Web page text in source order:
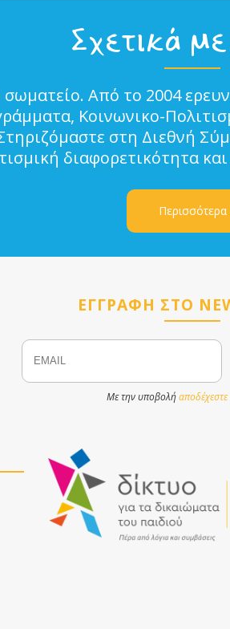
Σχετικά
σωματείο. Από το 2004
Κοινωνικο-
στη Διεθνή
διαφορετικότητα
Περισσότερα
ΕΓΓΡΑΦΗ ΣΤΟ
Email
Με την υποβολή